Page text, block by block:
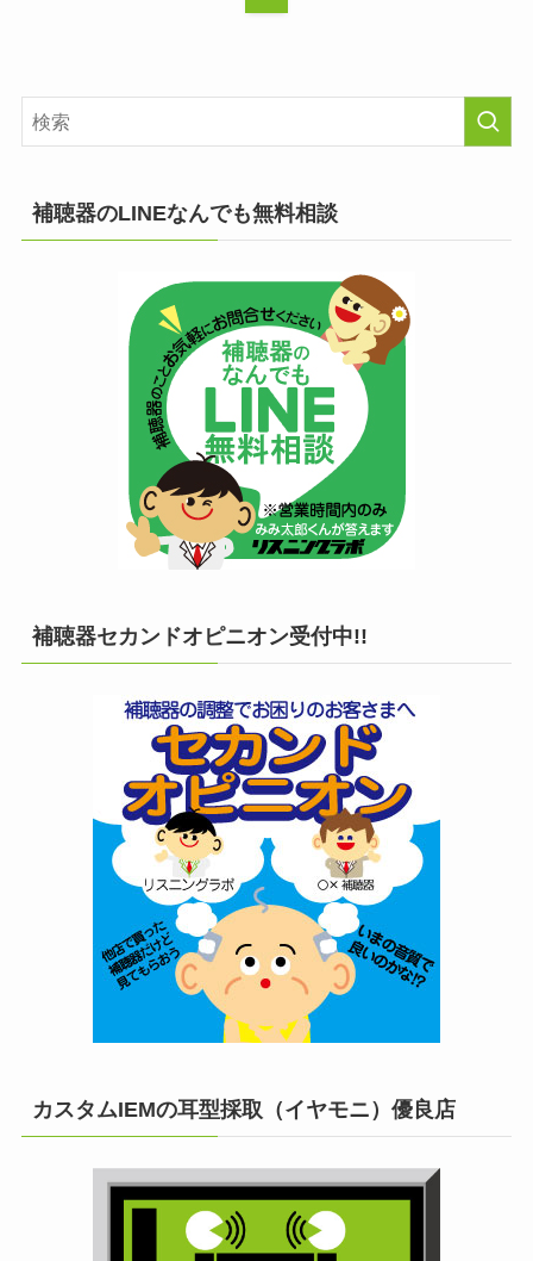
補聴器のLINEなんでも無料相談
補聴器セカンドオピニオン受付中!!
カスタムIEMの耳型採取（イヤモニ）優良店